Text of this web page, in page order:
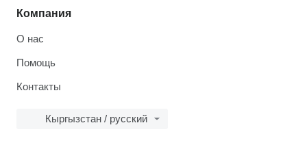
Компания
О нас
Помощь
Контакты
Кыргызстан / русский